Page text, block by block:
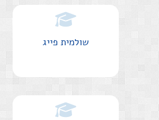
שולמית פייג